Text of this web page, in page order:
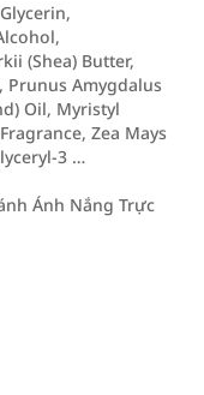
(Shea) Butter,
Amygdalus
Oil, Myristyl
Zea Mays
3 …
Ánh Nắng Trực